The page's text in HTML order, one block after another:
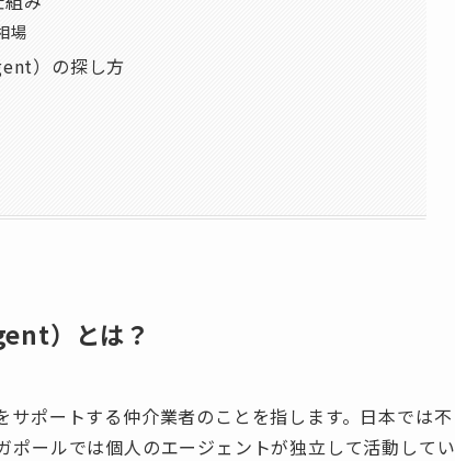
場
）の探し方
）とは？
ポートする仲介業者のことを指します。日本では不
ールでは個人のエージェントが独立して活動してい